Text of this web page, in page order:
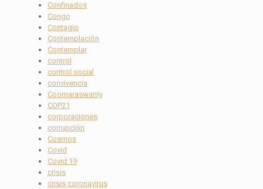
Confinados
Congo
Contagio
Contemplación
Contemplar
control
control social
convivencia
Coomaraswamy
COP21
corporaciones
corrupción
Cosmos
Covid
Covid 19
crisis
crisis coronavirus